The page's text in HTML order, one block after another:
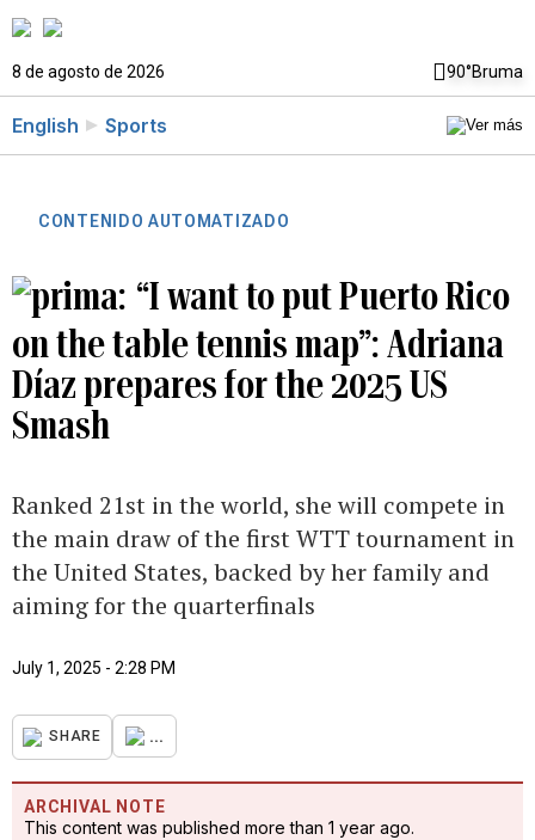
8 de agosto de 2026 90°Bruma
English Sports
CONTENIDO AUTOMATIZADO
“I want to put Puerto Rico
on the table tennis map”: Adriana
Díaz prepares for the 2025 US
Smash
Ranked 21st in the world, she will compete in
the main draw of the first WTT tournament in
the United States, backed by her family and
aiming for the quarterfinals
July 1, 2025 - 2:28 PM
SHARE ...
ARCHIVAL NOTE
This content was published more than 1 year ago.